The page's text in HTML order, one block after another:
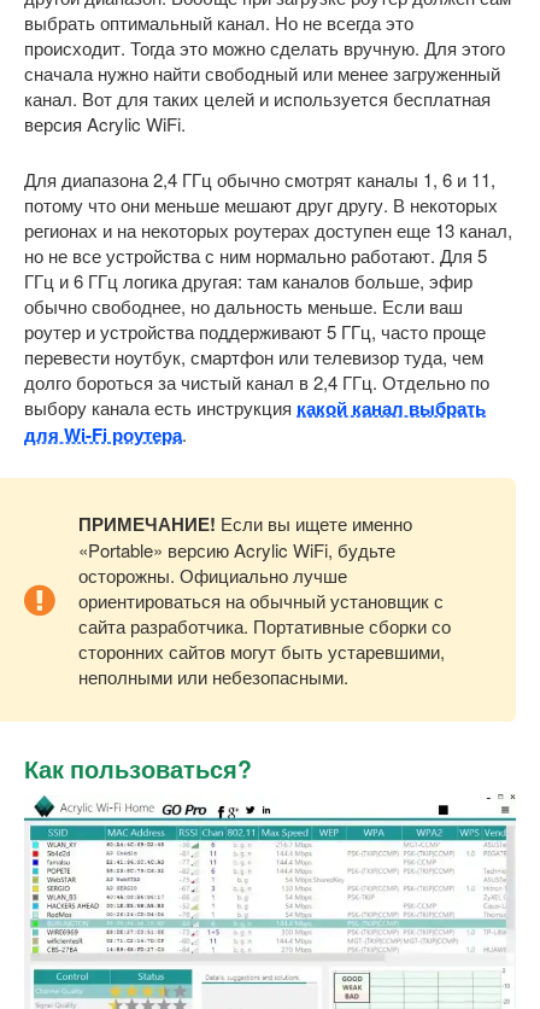
выбрать оптимальный канал. Но не всегда это
происходит. Тогда это можно сделать вручную. Для этого
сначала нужно найти свободный или менее загруженный
канал. Вот для таких целей и используется бесплатная
версия Acrylic WiFi.
Для диапазона 2,4 ГГц обычно смотрят каналы 1, 6 и 11,
потому что они меньше мешают друг другу. В некоторых
регионах и на некоторых роутерах доступен еще 13 канал,
но не все устройства с ним нормально работают. Для 5
ГГц и 6 ГГц логика другая: там каналов больше, эфир
обычно свободнее, но дальность меньше. Если ваш
роутер и устройства поддерживают 5 ГГц, часто проще
перевести ноутбук, смартфон или телевизор туда, чем
долго бороться за чистый канал в 2,4 ГГц. Отдельно по
выбору канала есть инструкция какой канал выбрать
для Wi-Fi роутера.
ПРИМЕЧАНИЕ! Если вы ищете именно
«Portable» версию Acrylic WiFi, будьте
осторожны. Официально лучше
ориентироваться на обычный установщик с
сайта разработчика. Портативные сборки со
сторонних сайтов могут быть устаревшими,
неполными или небезопасными.
Как пользоваться?